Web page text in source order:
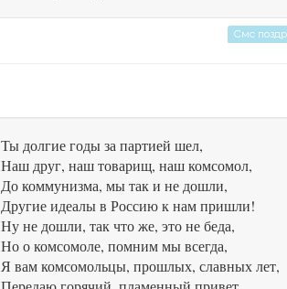
Смс
Ты долгие годы за партией шел,
Наш друг, наш товарищ, наш комсомол,
До коммунизма, мы так и не дошли,
Другие идеалы в Россию к нам пришли!
Ну не дошли, так что же, это не беда,
Но о комсомоле, помним мы всегда,
Я вам комсомольцы, прошлых, славных лет,